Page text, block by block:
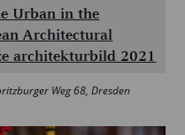
Urban in the
Architectural
architekturbild 2021
Weg 68, Dresden